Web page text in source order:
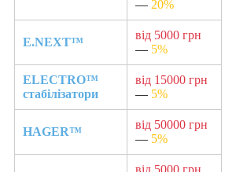
— 20%
E.NEXT™
від 5000 грн
— 5%
ELECTRO™
стабілізатори
від 15000 грн
— 5%
HAGER™
від 50000 грн
— 5%
від 5000 грн